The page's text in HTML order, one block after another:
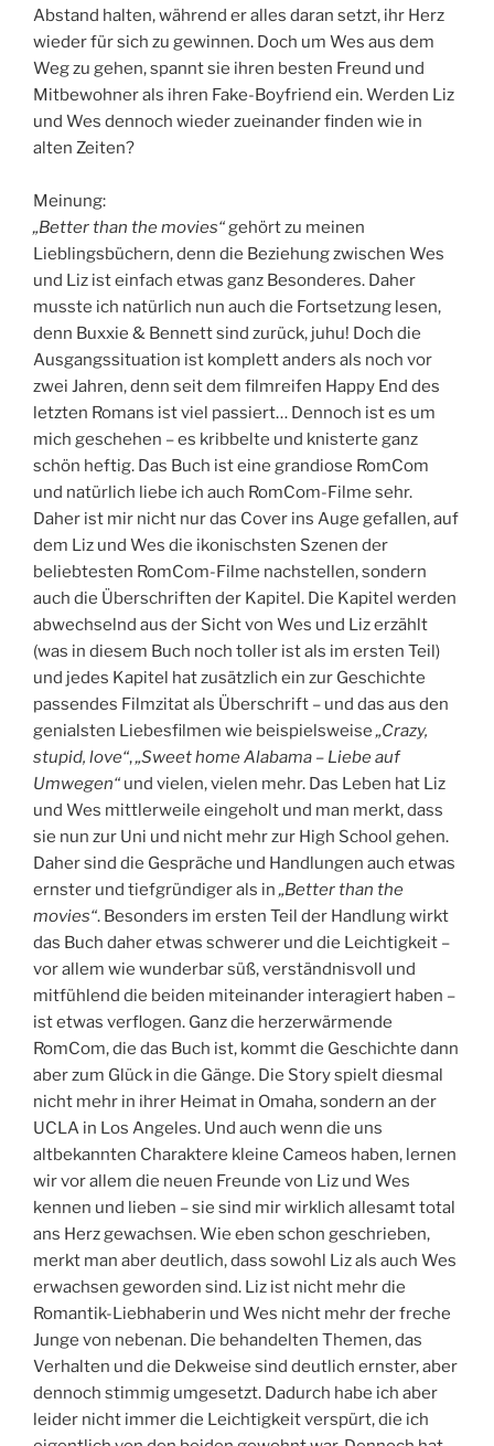
Abstand halten, während er alles daran setzt, ihr Herz
wieder für sich zu gewinnen. Doch um Wes aus dem
Weg zu gehen, spannt sie ihren besten Freund und
Mitbewohner als ihren Fake-Boyfriend ein. Werden Liz
und Wes dennoch wieder zueinander finden wie in
alten Zeiten?
Meinung:
„Better than the movies“gehört zu meinen
Lieblingsbüchern, denn die Beziehung zwischen Wes
und Liz ist einfach etwas ganz Besonderes. Daher
musste ich natürlich nun auch die Fortsetzung lesen,
denn Buxxie & Bennett sind zurück, juhu! Doch die
Ausgangssituation ist komplett anders als noch vor
zwei Jahren, denn seit dem filmreifen Happy End des
letzten Romans ist viel passiert… Dennoch ist es um
mich geschehen – es kribbelte und knisterte ganz
schön heftig. Das Buch ist eine grandiose RomCom
und natürlich liebe ich auch RomCom-Filme sehr.
Daher ist mir nicht nur das Cover ins Auge gefallen, auf
dem Liz und Wes die ikonischsten Szenen der
beliebtesten RomCom-Filme nachstellen, sondern
auch die Überschriften der Kapitel. Die Kapitel werden
abwechselnd aus der Sicht von Wes und Liz erzählt
(was in diesem Buch noch toller ist als im ersten Teil)
und jedes Kapitel hat zusätzlich ein zur Geschichte
passendes Filmzitat als Überschrift – und das aus den
genialsten Liebesfilmen wie beispielsweise„Crazy,
stupid, love“,„Sweet home Alabama – Liebe auf
Umwegen“ und vielen, vielen mehr. Das Leben hat Liz
und Wes mittlerweile eingeholt und man merkt, dass
sie nun zur Uni und nicht mehr zur High School gehen.
Daher sind die Gespräche und Handlungen auch etwas
ernster und tiefgründiger als in„Better than the
movies“. Besonders im ersten Teil der Handlung wirkt
das Buch daher etwas schwerer und die Leichtigkeit –
vor allem wie wunderbar süß, verständnisvoll und
mitfühlend die beiden miteinander interagiert haben –
ist etwas verflogen. Ganz die herzerwärmende
RomCom, die das Buch ist, kommt die Geschichte dann
aber zum Glück in die Gänge. Die Story spielt diesmal
nicht mehr in ihrer Heimat in Omaha, sondern an der
UCLA in Los Angeles. Und auch wenn die uns
altbekannten Charaktere kleine Cameos haben, lernen
wir vor allem die neuen Freunde von Liz und Wes
kennen und lieben – sie sind mir wirklich allesamt total
ans Herz gewachsen. Wie eben schon geschrieben,
merkt man aber deutlich, dass sowohl Liz als auch Wes
erwachsen geworden sind. Liz ist nicht mehr die
Romantik-Liebhaberin und Wes nicht mehr der freche
Junge von nebenan. Die behandelten Themen, das
Verhalten und die Dekweise sind deutlich ernster, aber
dennoch stimmig umgesetzt. Dadurch habe ich aber
leider nicht immer die Leichtigkeit verspürt, die ich